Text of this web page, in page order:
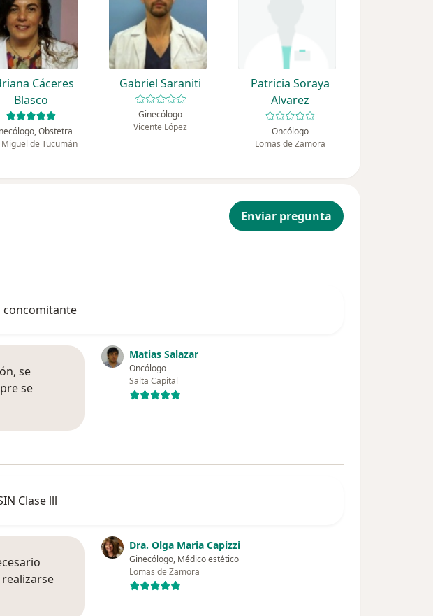
Cáceres
Blasco
Obstetra
Miguel de Tucumán
Gabriel Saraniti
Ginecólogo
Vicente López
Patricia Soraya
Alvarez
Oncólogo
Lomas de Zamora
Enviar pregunta
concomitante
Matias Salazar
Oncólogo
Salta Capital
se
se
Clase lll
Dra. Olga Maria Capizzi
Ginecólogo, Médico estético
Lomas de Zamora